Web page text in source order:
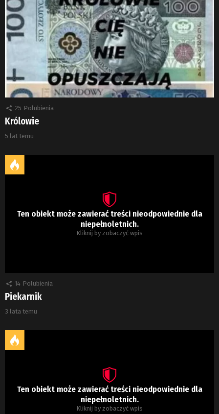
25 Polubienia
Królowie
5 lat temu
Ten obiekt może zawierać treści nieodpowiednie dla
niepełnoletnich.
Kliknij by zobaczyć wpis
14 Polubienia
Piekarnik
3 lata temu
Ten obiekt może zawierać treści nieodpowiednie dla
niepełnoletnich.
Kliknij by zobaczyć wpis